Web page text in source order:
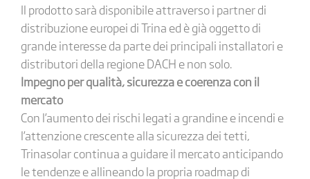
Il prodotto sarà disponibile attraverso i partner di
distribuzione europei di Trina ed è già oggetto di
grande interesse da parte dei principali installatori e
distributori della regione DACH e non solo.
Impegno per qualità, sicurezza e coerenza con il
mercato
Con l’aumento dei rischi legati a grandine e incendi e
l’attenzione crescente alla sicurezza dei tetti,
Trinasolar continua a guidare il mercato anticipando
le tendenze e allineando la propria roadmap di